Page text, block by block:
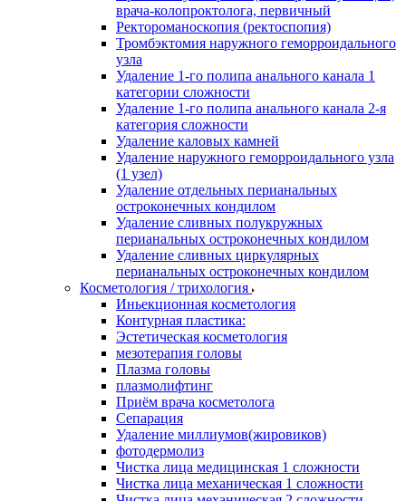
врача-колопроктолога, первичный
Ректороманоскопия (ректоспопия)
Тромбэктомия наружного геморроидального
узла
Удаление 1-го полипа анального канала 1
категории сложности
Удаление 1-го полипа анального канала 2-я
категория сложности
Удаление каловых камней
Удаление наружного геморроидального узла
(1 узел)
Удаление отдельных перианальных
остроконечных кондилом
Удаление сливных полукружных
перианальных остроконечных кондилом
Удаление сливных циркулярных
перианальных остроконечных кондилом
Косметология / трихология
Иньекционная косметология
Контурная пластика:
Эстетическая косметология
мезотерапия головы
Плазма головы
плазмолифтинг
Приём врача косметолога
Сепарация
Удаление миллиумов(жировиков)
фотодермолиз
Чистка лица медицинская 1 сложности
Чистка лица механическая 1 сложности